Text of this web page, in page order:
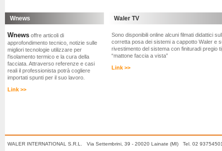
Wnews
Wnews offre articoli di
approfondimento tecnico, notizie sulle
migliori tecnologie utilizzare per
l'isolamento termico e la cura della
facciata. Attraverso referenze e casi
reali il professionista potrà cogliere
importati spunti per il suo lavoro.
Link >>
Waler TV
Sono disponibili online alcuni filmati didattici
corretta posa dei sistemi a cappotto Waler e
rivestimento del sistema con finituradi pregio
“mattone faccia a vista”
Link >>
WALER INTERNATIONAL S.R.L. Via Settembrini, 39 - 20020 Lainate (MI) Tel. 02